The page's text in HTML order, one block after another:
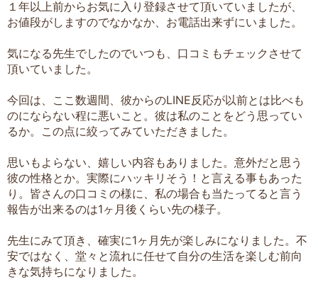
１年以上前からお気に入り登録させて頂いていましたが、
お値段がしますのでなかなか、お電話出来ずにいました。
気になる先生でしたのでいつも、口コミもチェックさせて
頂いていました。
今回は、ここ数週間、彼からのLINE反応が以前とは比べも
のにならない程に悪いこと。彼は私のことをどう思ってい
るか。この点に絞ってみていただきました。
思いもよらない、嬉しい内容もありました。意外だと思う
彼の性格とか。実際にハッキリそう！と言える事もあった
り。皆さんの口コミの様に、私の場合も当たってると言う
報告が出来るのは1ヶ月後くらい先の様子。
先生にみて頂き、確実に1ヶ月先が楽しみになりました。不
安ではなく、堂々と流れに任せて自分の生活を楽しむ前向
きな気持ちになりました。